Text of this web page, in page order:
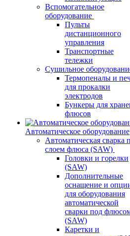
Вспомогательное
оборудование
Пульты
дистанционного
управления
Транспортные
тележки
Сушильное
Термопеналы и
для прокалки
электродов
Бункеры для
флюсов
Автоматическое оборудование
Автоматическая сварка
слоем флюса (SAW)
Головки и горелки
(SAW)
Дополнительные
оснащение и
для оборудования
автоматической
сварки под
(SAW)
Каретки и